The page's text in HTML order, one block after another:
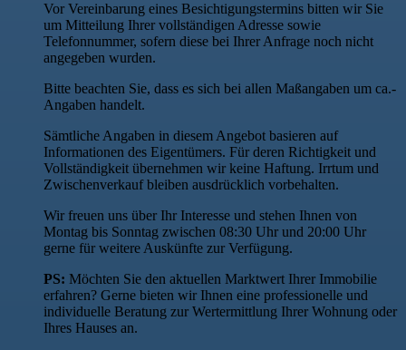
Vor Vereinbarung eines Besichtigungstermins bitten wir Sie
um Mitteilung Ihrer vollständigen Adresse sowie
Telefonnummer, sofern diese bei Ihrer Anfrage noch nicht
angegeben wurden.
Bitte beachten Sie, dass es sich bei allen Maßangaben um ca.-
Angaben handelt.
Sämtliche Angaben in diesem Angebot basieren auf
Informationen des Eigentümers. Für deren Richtigkeit und
Vollständigkeit übernehmen wir keine Haftung. Irrtum und
Zwischenverkauf bleiben ausdrücklich vorbehalten.
Wir freuen uns über Ihr Interesse und stehen Ihnen von
Montag bis Sonntag zwischen 08:30 Uhr und 20:00 Uhr
gerne für weitere Auskünfte zur Verfügung.
PS: Möchten Sie den aktuellen Marktwert Ihrer Immobilie
erfahren? Gerne bieten wir Ihnen eine professionelle und
individuelle Beratung zur Wertermittlung Ihrer Wohnung oder
Ihres Hauses an.